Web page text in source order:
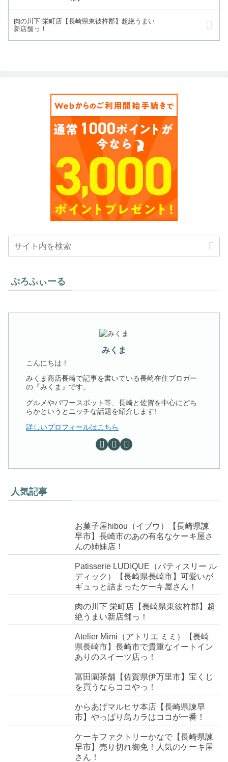
肉の川下 栄町店【長崎県東彼杵郡】超絶うまい
新店舗っ！
ぷろふぃーる
みくま
こんにちは！
みくま商店長崎で記事を書いている長崎在住ブロガー
の『みくま』です。
グルメやパワースポット等、長崎と佐賀を中心にどち
らかというとニッチな話題を紹介します!
詳しいプロフィールはこちら
人気記事
お菓子屋hibou（イブウ）【長崎県諫
早市】長崎市のあの有名なケーキ屋さ
んの姉妹店！
Patisserie LUDIQUE（パティスリー ル
ディック）【長崎県長崎市】可愛いが
ギュっと詰まったケーキ屋さん！
肉の川下 栄町店【長崎県東彼杵郡】超
絶うまい新店舗っ！
Atelier Mimi（アトリエ ミミ）【長崎
県長崎市】長崎市で貴重なイートイン
ありのスイーツ店っ！
冨田園茶舗【佐賀県伊万里市】宝くじ
を買うならココやっ！
からあげマルヒサ本店【長崎県諫早
市】やっぱり鳥カラはココが一番！
ケーキファクトリーかなで【長崎県諫
早市】売り切れ御免！人気のケーキ屋
さん！